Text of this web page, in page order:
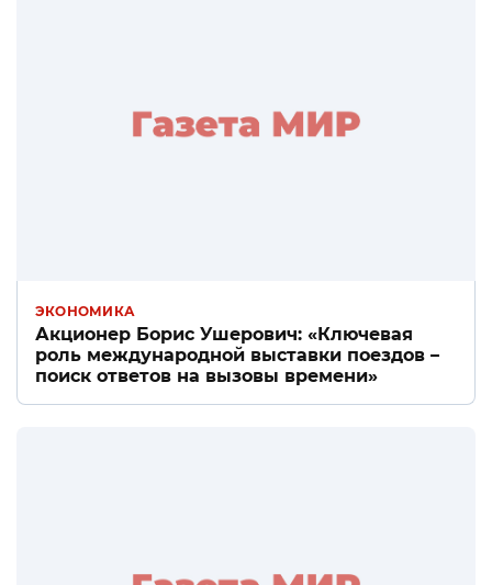
ЭКОНОМИКА
Акционер Борис Ушерович: «Ключевая
роль международной выставки поездов –
поиск ответов на вызовы времени»